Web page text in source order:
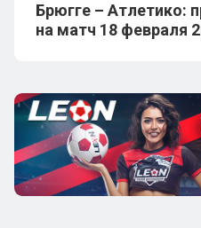
Брюгге – Атлетико:
на матч 18 февраля